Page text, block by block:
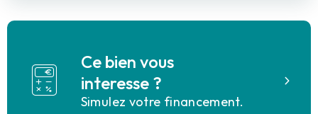
Ce bien vous
interesse ?
Simulez votre financement.